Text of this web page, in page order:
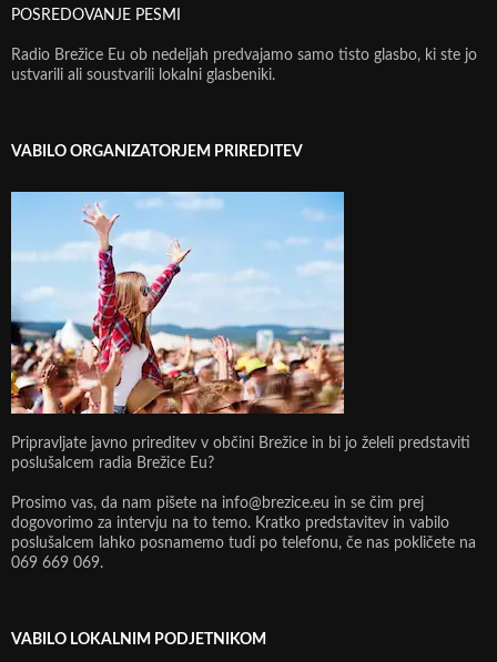
POSREDOVANJE PESMI
Radio Brežice Eu ob nedeljah predvajamo samo tisto glasbo, ki ste jo
ustvarili ali soustvarili lokalni glasbeniki.
VABILO ORGANIZATORJEM PRIREDITEV
Pripravljate javno prireditev v občini Brežice in bi jo želeli predstaviti
poslušalcem radia Brežice Eu?
Prosimo vas, da nam pišete na info@brezice.eu in se čim prej
dogovorimo za intervju na to temo. Kratko predstavitev in vabilo
poslušalcem lahko posnamemo tudi po telefonu, če nas pokličete na
069 669 069.
VABILO LOKALNIM PODJETNIKOM